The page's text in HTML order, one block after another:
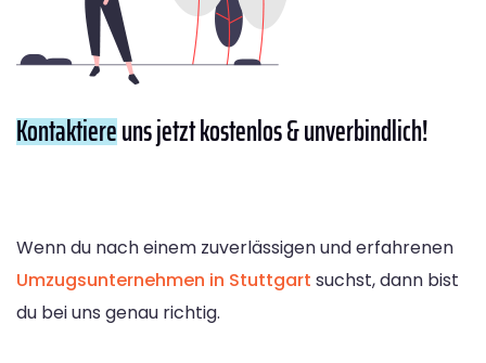
Kontaktiereuns jetzt kostenlos & unverbindlich!
Wenn du nach einem zuverlässigen und erfahrenen
Umzugsunternehmen in Stuttgart suchst, dann bist
du bei uns genau richtig.